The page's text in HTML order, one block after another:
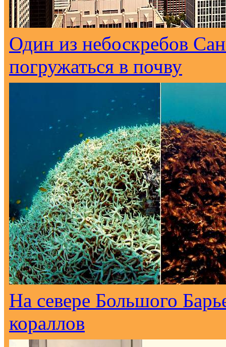
Один из небоскребов
погружаться в почву
На севере Большого
кораллов